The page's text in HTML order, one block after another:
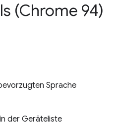
(Chrome 94)
Sprache
der Geräteliste